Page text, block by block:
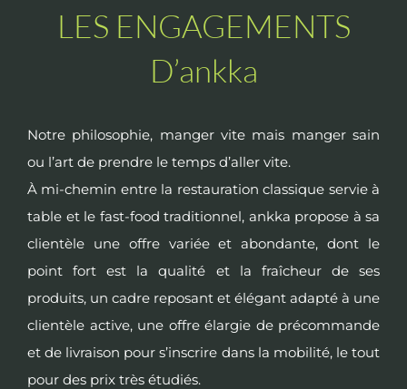
LES ENGAGEMENTS
D’ankka
Notre philosophie, manger vite mais manger sain
ou l’art de prendre le temps d’aller vite.
À mi-chemin entre la restauration classique servie à
table et le fast-food traditionnel, ankka propose à sa
clientèle une offre variée et abondante, dont le
point fort est la qualité et la fraîcheur de ses
produits, un cadre reposant et élégant adapté à une
clientèle active, une offre élargie de précommande
et de livraison pour s’inscrire dans la mobilité, le tout
pour des prix très étudiés.